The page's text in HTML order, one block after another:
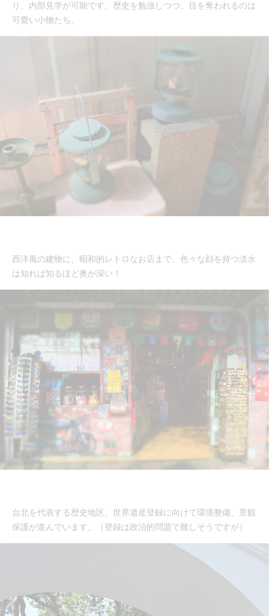
り、内部見学が可能です。歴史を勉強しつつ、目を奪われるのは
可愛い小物たち。
西洋風の建物に、昭和的レトロなお店まで、色々な顔を持つ淡水
は知れば知るほど奥が深い！
台北を代表する歴史地区、世界遺産登録に向けて環境整備、景観
保護が進んでいます。（登録は政治的問題で難しそうですが）